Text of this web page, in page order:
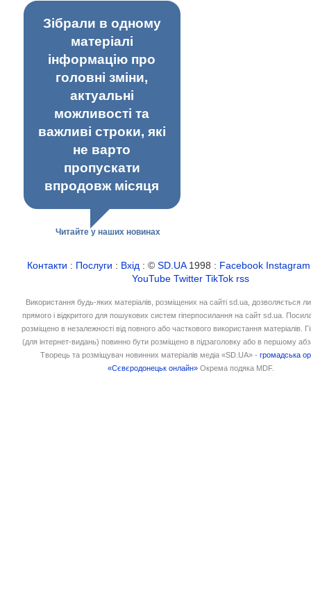
Зібрали в одному
матеріалі
інформацію про
головні зміни,
актуальні
можливості та
важливі строки, які
не варто
пропускати
впродовж місяця
Читайте у наших новинах
Контакти : Послуги : Вхід : ©SD.UA1998 : Facebook Instagram
YouTube Twitter TikTok rss
Використання будь-яких матеріалів, розміщених на сайті sd.ua, дозволяється
прямого і відкритого для пошукових систем гіперпосилання на сайт sd.ua.
розміщено в незалежності від повного або часткового використання матеріалів.
(для інтернет-видань) повинно бути розміщено в підзаголовку або в першому
Творець та розміщувач новинних матеріалів медіа «SD.UA» -громадська
«Сєвєродонецьк онлайн» Окрема подяка MDF.